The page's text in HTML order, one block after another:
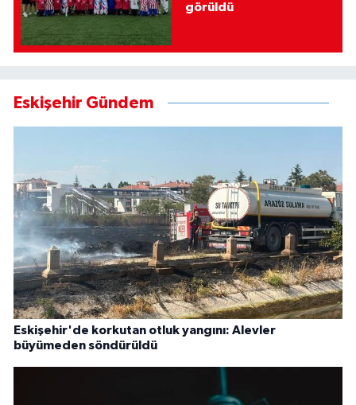
görüldü
Eskişehir Gündem
Eskişehir'de korkutan otluk yangını: Alevler
büyümeden söndürüldü